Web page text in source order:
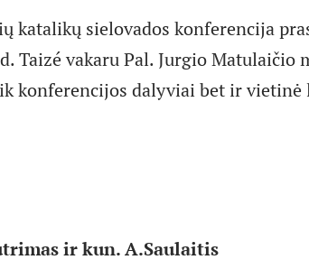
katalikų sielovados konferencija
Taizé vakaru Pal. Jurgio
konferencijos dalyviai bet ir vietinė
ir kun. A.Saulaitis